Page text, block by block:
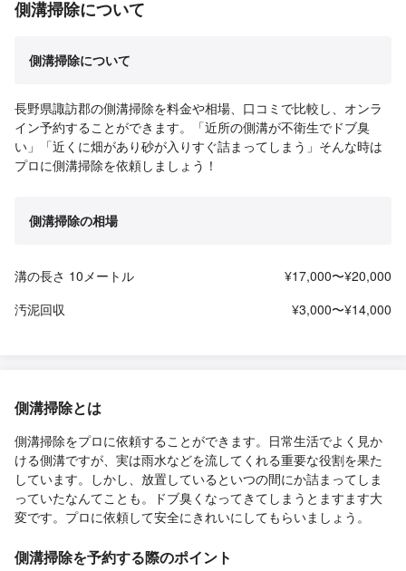
側溝掃除について
側溝掃除について
長野県諏訪郡の側溝掃除を料金や相場、口コミで比較し、オンラ
イン予約することができます。「近所の側溝が不衛生でドブ臭
い」「近くに畑があり砂が入りすぐ詰まってしまう」そんな時は
プロに側溝掃除を依頼しましょう！
側溝掃除の相場
溝の長さ 10メートル
¥17,000〜¥20,000
汚泥回収
¥3,000〜¥14,000
側溝掃除とは
側溝掃除をプロに依頼することができます。日常生活でよく見か
ける側溝ですが、実は雨水などを流してくれる重要な役割を果た
しています。しかし、放置しているといつの間にか詰まってしま
っていたなんてことも。ドブ臭くなってきてしまうとますます大
変です。プロに依頼して安全にきれいにしてもらいましょう。
側溝掃除を予約する際のポイント